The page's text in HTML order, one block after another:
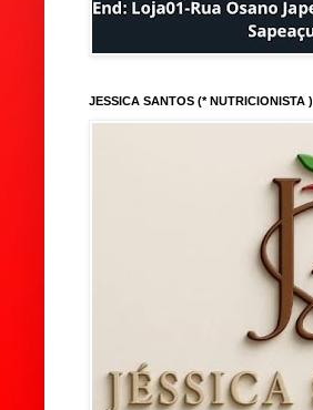
JESSICA SANTOS (* NUTRICIONISTA )